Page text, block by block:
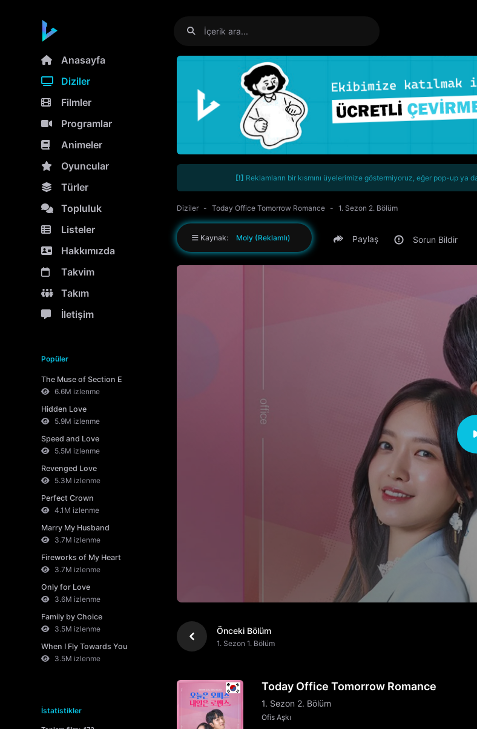
Anasayfa
Diziler
Filmler
Programlar
Animeler
Oyuncular
Türler
Topluluk
Listeler
Hakkımızda
Takvim
Takım
İletişim
Popüler
The Muse of Section E
6.6M izlenme
Hidden Love
5.9M izlenme
Speed and Love
5.5M izlenme
Revenged Love
5.3M izlenme
Perfect Crown
4.1M izlenme
Marry My Husband
3.7M izlenme
Fireworks of My Heart
3.7M izlenme
Only for Love
3.6M izlenme
Family by Choice
3.5M izlenme
When I Fly Towards You
3.5M izlenme
İstatistikler
[!] Reklamların bir kısmını üyelerimize göstermiyoruz, eğer pop-up ya
Diziler Today Office Tomorrow Romance 1. Sezon 2. Bölüm
Kaynak: Moly (Reklamlı) Paylaş Sorun Bildir
Önceki Bölüm
1. Sezon 1. Bölüm
Today Office Tomorrow Romance
1. Sezon 2. Bölüm
Ofis Aşkı